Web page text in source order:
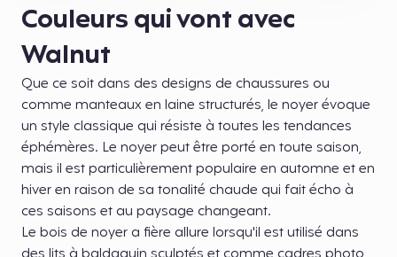
Couleurs qui vont avec
Walnut
Que ce soit dans des designs de chaussures ou
comme manteaux en laine structurés, le noyer évoque
un style classique qui résiste à toutes les tendances
éphémères. Le noyer peut être porté en toute saison,
mais il est particulièrement populaire en automne et en
hiver en raison de sa tonalité chaude qui fait écho à
ces saisons et au paysage changeant.
Le bois de noyer a fière allure lorsqu'il est utilisé dans